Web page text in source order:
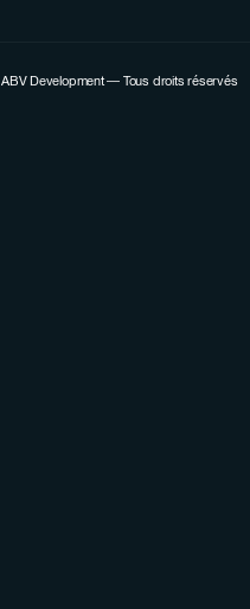
ABV Development — Tous droits réservés